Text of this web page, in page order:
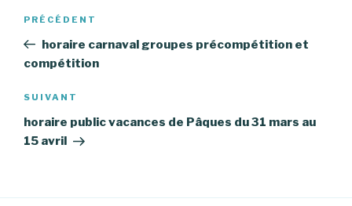
Navigation
l’article
Article
précédent
PRÉCÉDENT
horaire carnaval groupes précompétition et
compétition
Article
suivant
SUIVANT
horaire public vacances de Pâques du 31 mars au
15 avril